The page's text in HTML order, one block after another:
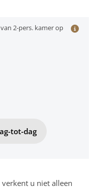
tot-dag
2-pers. kamer op
u niet alleen